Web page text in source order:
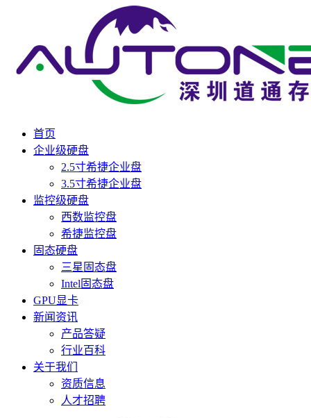
首页
企业级硬盘
2.5寸希捷企业盘
3.5寸希捷企业盘
监控级硬盘
西数监控盘
希捷监控盘
固态硬盘
三星固态盘
Intel固态盘
GPU显卡
新闻资讯
产品答疑
行业百科
关于我们
资质信息
人才招聘